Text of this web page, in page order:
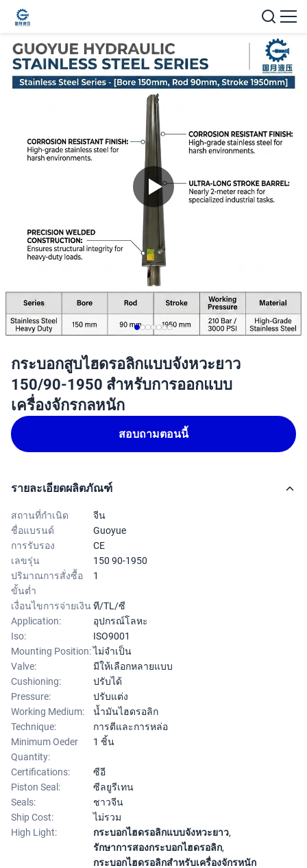
กระบอกสูบไฮดรอลิกแบบจังหวะยาว
150/90-1950 สำหรับการออกแบบ
เครื่องจักรกลหนัก
สอบถามตอนนี้
รายละเอียดผลิตภัณฑ์
สถานที่กำเนิด
จีน
ชื่อแบรนด์
Guoyue
การรับรอง
CE
เลขรุ่น
150 90-1950
ปริมาณการสั่งซื้อ
ขั้นต่ำ
1
เงื่อนไขการจ่ายเงิน ที/TL/ซี
Application:
อุปกรณ์โลหะ
Iso:
ISO9001
Mounting Position:ไม่จำเป็น
Valve:
มีให้เลือกหลายแบบ
Cushioning:
ปรับได้
Pressure:
ปรับแต่ง
Working Medium:
น้ำมันไฮดรอลิก
Technique:
การตีและการหล่อ
Minimum Oeder
Quantity:
1 ชิ้น
Certifications:
ซีอี
Piston Seal:
ซีลยูรีเทน
Seals:
ชาวจีน
Ship Cost:
ไม่รวม
High Light:
กระบอกไฮดรอลิกแบบจังหวะยาว,
รักษาการสองกระบอกไฮดรอลิก,
กระบอกไฮดรอลิกสำหรับเครื่องจักรหนัก